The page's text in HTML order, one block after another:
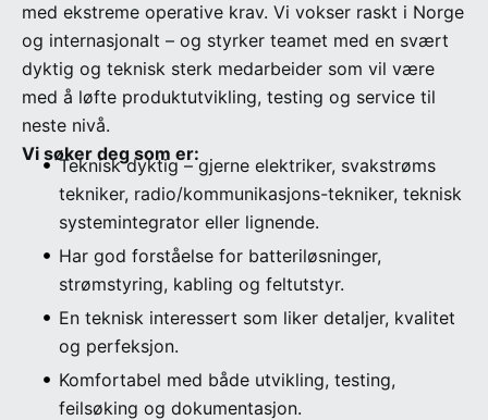
med ekstreme operative krav. Vi vokser raskt i Norge
og internasjonalt – og styrker teamet med en svært
dyktig og teknisk sterk medarbeider som vil være
med å løfte produktutvikling, testing og service til
neste nivå.
Vi søker deg som er:
Teknisk dyktig – gjerne elektriker, svakstrøms
tekniker, radio/kommunikasjons-tekniker, teknisk
systemintegrator eller lignende.
Har god forståelse for batteriløsninger,
strømstyring, kabling og feltutstyr.
En teknisk interessert som liker detaljer, kvalitet
og perfeksjon.
Komfortabel med både utvikling, testing,
feilsøking og dokumentasjon.